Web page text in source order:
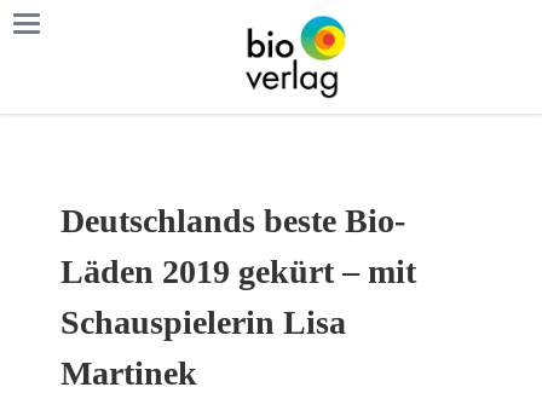
Deutschlands beste Bio-
Läden 2019 gekürt – mit
Schauspielerin Lisa
Martinek